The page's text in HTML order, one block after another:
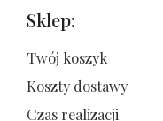
Sklep:
Twój koszyk
Koszty dostawy
Czas realizacji